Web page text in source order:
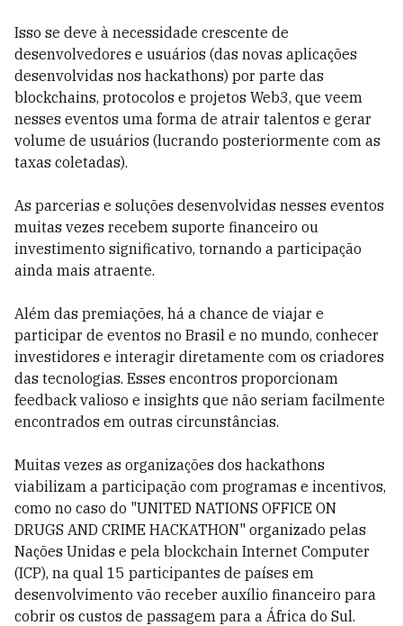
Isso se deve à necessidade crescente de
desenvolvedores e usuários (das novas aplicações
desenvolvidas nos hackathons) por parte das
blockchains, protocolos e projetos Web3, que veem
nesses eventos uma forma de atrair talentos e gerar
volume de usuários (lucrando posteriormente com as
taxas coletadas).
As parcerias e soluções desenvolvidas nesses eventos
muitas vezes recebem suporte financeiro ou
investimento significativo, tornando a participação
ainda mais atraente.
Além das premiações, há a chance de viajar e
participar de eventos no Brasil e no mundo, conhecer
investidores e interagir diretamente com os criadores
das tecnologias. Esses encontros proporcionam
feedback valioso e insights que não seriam facilmente
encontrados em outras circunstâncias.
Muitas vezes as organizações dos hackathons
viabilizam a participação com programas e incentivos,
como no caso do "UNITED NATIONS OFFICE ON
DRUGS AND CRIME HACKATHON" organizado pelas
Nações Unidas e pela blockchain Internet Computer
(ICP), na qual 15 participantes de países em
desenvolvimento vão receber auxílio financeiro para
cobrir os custos de passagem para a África do Sul.